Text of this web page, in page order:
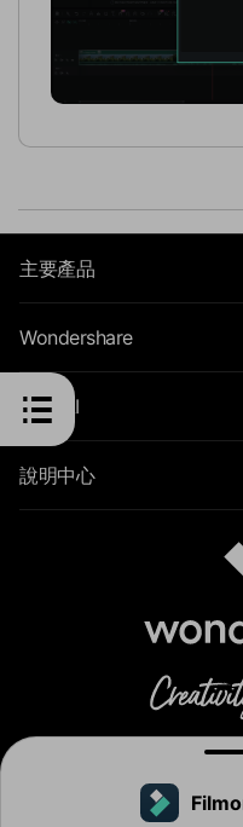
主要產品
Wondershare
探索 AI
說明中心